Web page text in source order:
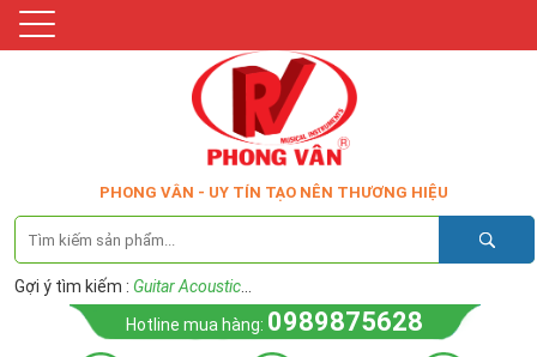
PHONG VÂN - UY TÍN TẠO NÊN THƯƠNG HIỆU
Gợi ý tìm kiếm : Guitar Acoustic
Hotline mua hàng: 0989875628